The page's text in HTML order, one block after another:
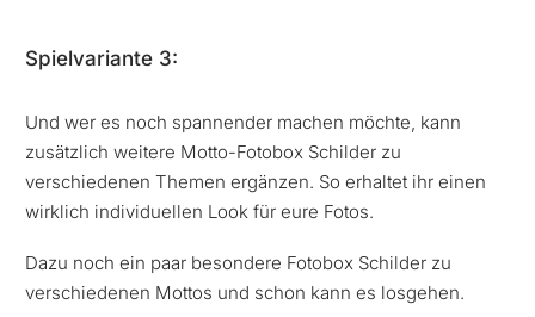
Spielvariante 3:
Und wer es noch spannender machen möchte, kann
zusätzlich weitere Motto-Fotobox Schilder zu
verschiedenen Themen ergänzen. So erhaltet ihr einen
wirklich individuellen Look für eure Fotos.
Dazu noch ein paar besondere Fotobox Schilder zu
verschiedenen Mottos und schon kann es losgehen.